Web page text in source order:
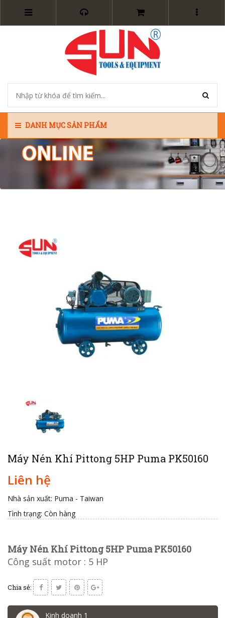
DANH MỤC SẢN PHẨM
Máy Nén Khí Pittong 5HP Puma PK50160
Liên hệ
Nhà sản xuất: Puma - Taiwan
Tình trạng: Còn hàng
Máy Nén Khí Pittong 5HP Puma PK50160
Công suất motor : 5 HP
Chia sẻ:
Kinh doanh 1